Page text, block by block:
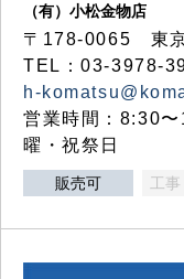
（有）小松金物店
〒178-0065 東
TEL：03-3978-
h-
営業時間：8:30
曜・祝祭日
販売可 工